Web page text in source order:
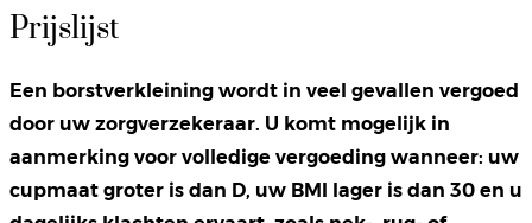
Prijslijst
Een borstverkleining wordt in veel gevallen vergoed
door uw zorgverzekeraar. U komt mogelijk in
aanmerking voor volledige vergoeding wanneer: uw
cupmaat groter is dan D, uw BMI lager is dan 30 en u